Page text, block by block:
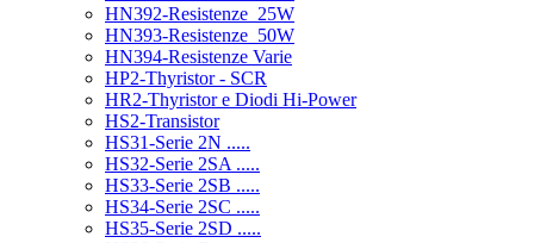
HN392-Resistenze_25W
HN393-Resistenze_50W
HN394-Resistenze Varie
HP2-Thyristor - SCR
HR2-Thyristor e Diodi Hi-Power
HS2-Transistor
HS31-Serie 2N .....
HS32-Serie 2SA .....
HS33-Serie 2SB .....
HS34-Serie 2SC .....
HS35-Serie 2SD .....